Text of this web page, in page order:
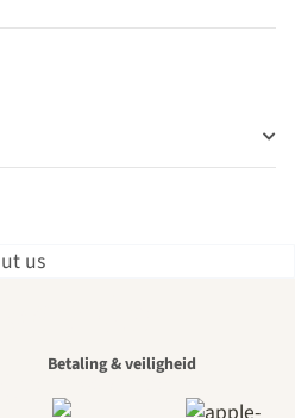
paden
Betaling & veiligheid